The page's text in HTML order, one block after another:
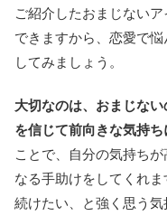
ご紹介したおまじない
できますから、恋愛で
してみましょう。
大切なのは、おまじな
を信じて前向きな気持ち
ことで、自分の気持ち
なる手助けをしてくれ
続けたい、と強く思う